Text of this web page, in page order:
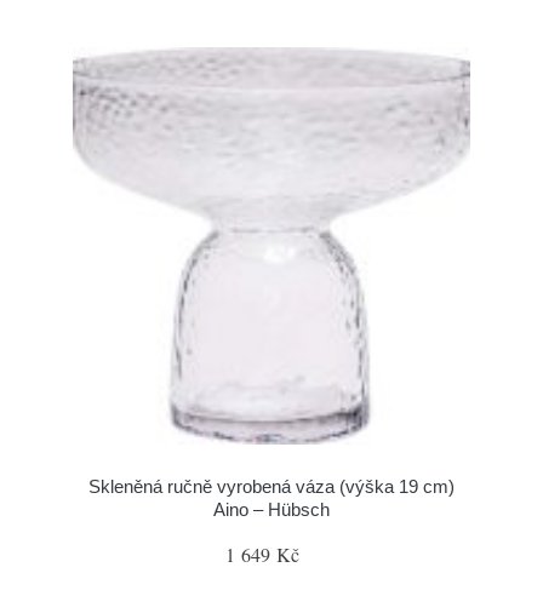
Skleněná ručně vyrobená váza (výška 19 cm)
Aino – Hübsch
1 649 Kč